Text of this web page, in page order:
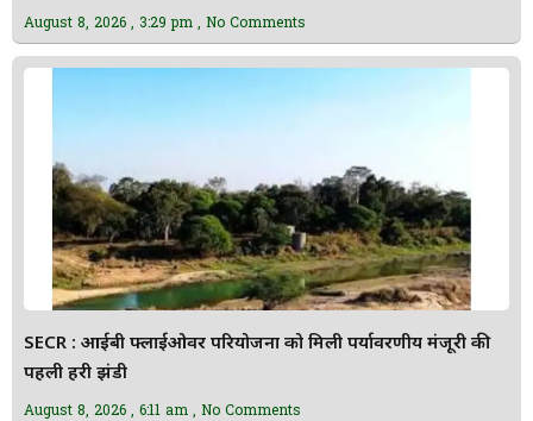
August 8, 2026 3:29 pm No Comments
SECR : आईबी फ्लाईओवर परियोजना को मिली पर्यावरणीय मंजूरी की
पहली हरी झंडी
August 8, 2026 6:11 am No Comments